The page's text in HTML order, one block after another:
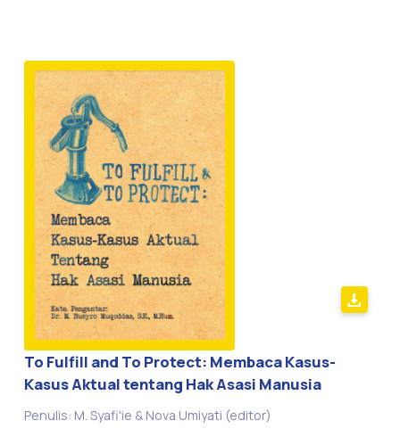
To Fulfill and To Protect: Membaca Kasus-
Kasus Aktual tentang Hak Asasi Manusia
Penulis: M. Syafi'ie & Nova Umiyati (editor)